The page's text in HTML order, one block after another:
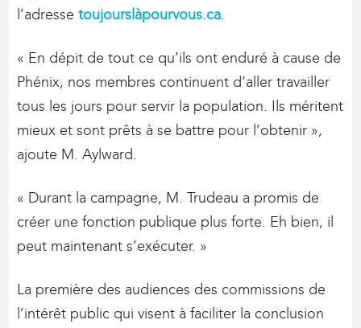
l’adressetoujourslàpourvous.ca.
« En dépit de tout ce qu’ils ont enduré à cause de
Phénix, nos membres continuent d’aller travailler
tous les jours pour servir la population. Ils méritent
mieux et sont prêts à se battre pour l’obtenir »,
ajoute M. Aylward.
« Durant la campagne, M. Trudeau a promis de
créer une fonction publique plus forte. Eh bien, il
peut maintenant s’exécuter. »
La première des audiences des commissions de
l’intérêt public qui visent à faciliter la conclusion